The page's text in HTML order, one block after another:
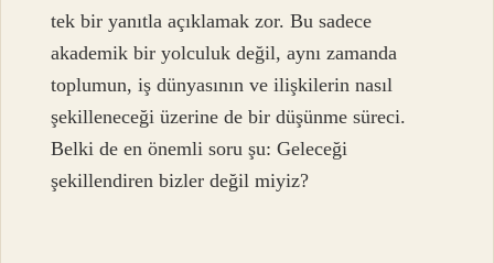
tek bir yanıtla açıklamak zor. Bu sadece
akademik bir yolculuk değil, aynı zamanda
toplumun, iş dünyasının ve ilişkilerin nasıl
şekilleneceği üzerine de bir düşünme süreci.
Belki de en önemli soru şu: Geleceği
şekillendiren bizler değil miyiz?